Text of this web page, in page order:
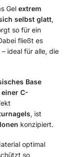
Gel extrem
selbst glatt,
so für ein
fließt es
ideal für alle, die
Base
C-
, ist
konzipiert.
optimal
so